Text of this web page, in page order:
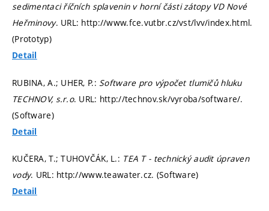
sedimentaci říčních splavenin v horní části zátopy VD Nové
Heřminovy. URL: http://www.fce.vutbr.cz/vst/lvv/index.html.
(Prototyp)
Detail
RUBINA, A.; UHER, P.: Software pro výpočet tlumičů hluku
TECHNOV, s.r.o. URL: http://technov.sk/vyroba/software/.
(Software)
Detail
KUČERA, T.; TUHOVČÁK, L.: TEA T - technický audit úpraven
vody. URL: http://www.teawater.cz. (Software)
Detail